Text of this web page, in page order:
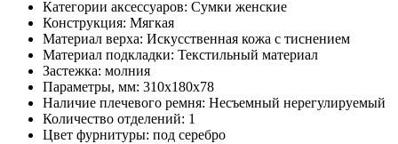
Категории аксессуаров: Сумки женские
Конструкция: Мягкая
Материал верха: Искусственная кожа с тиснением
Материал подкладки: Текстильный материал
Застежка: молния
Параметры, мм: 310х180х78
Наличие плечевого ремня: Несъемный нерегулируемый
Количество отделений: 1
Цвет фурнитуры: под серебро